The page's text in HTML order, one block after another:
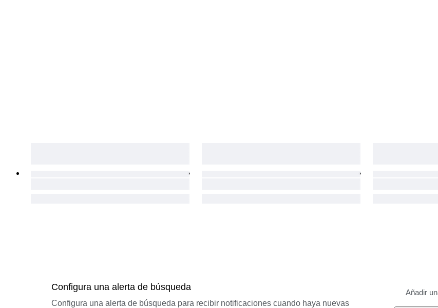
Configura una alerta de búsqueda
Configura una alerta de búsqueda para recibir notificaciones cuando haya nuevas